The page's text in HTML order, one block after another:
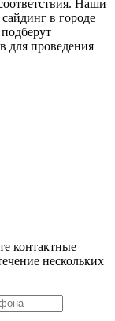
Наши
в городе
для проведения
контактные
нескольких